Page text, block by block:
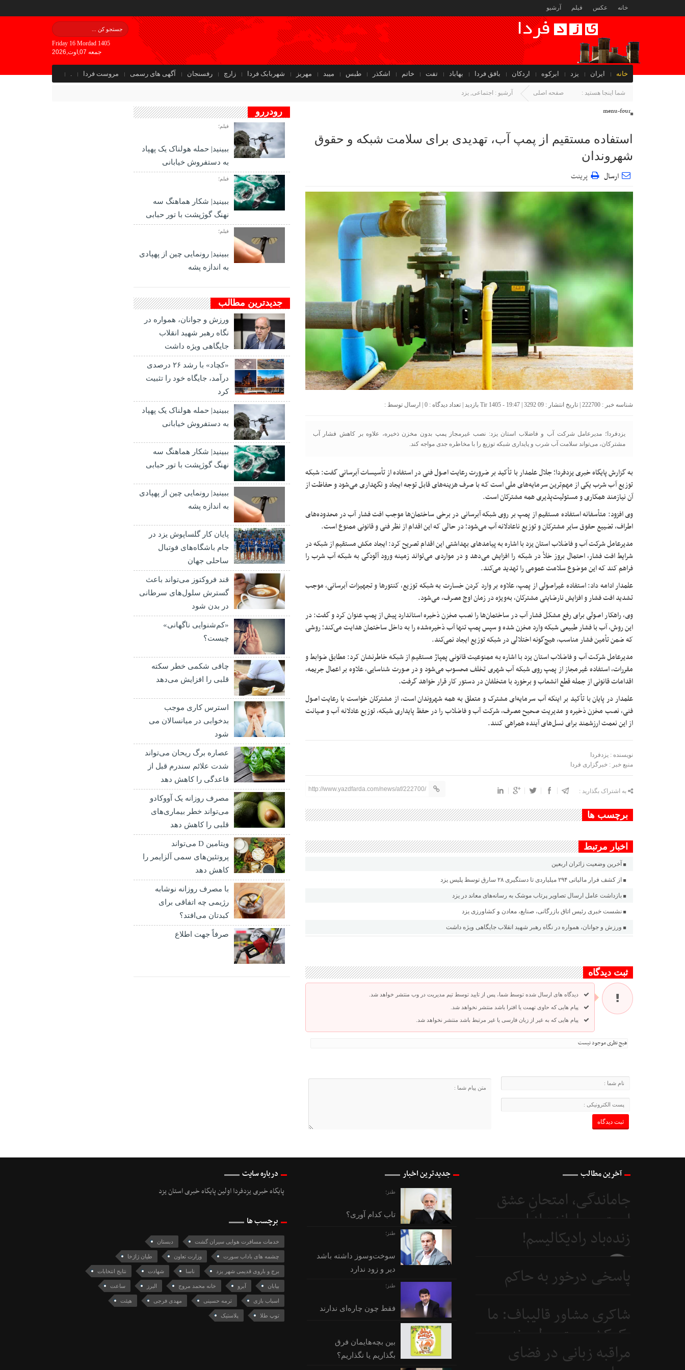
خانه عکس فیلم آرشیو
Friday 16 Mordad 1405
جمعه 07,اوت,2026
خانه ایران یزد ابرکوه اردکان بافق فردا بهاباد تفت خاتم اشکذر طبس میبد مهریز شهربابک فردا زارچ رفسنجان آگهی های رسمی مروست فردا .
جهان
menu-four
شما اینجا هستید : صفحه اصلی آرشیو : اجتماعی, یزد
استفاده مستقیم از پمپ آب، تهدیدی برای سلامت شبکه و حقوق
شهروندان
ارسال پرینت
شناسه خبر : 222700 | تاریخ انتشار : 09 Tir 1405 - 19:47 | 3292 بازدید | تعداد دیدگاه : 0 | ارسال توسط :
یزدفردا؛ مدیرعامل شرکت آب و فاضلاب استان یزد: نصب غیرمجاز پمپ بدون مخزن ذخیره، علاوه بر کاهش فشار آب
مشترکان، می‌تواند سلامت آب شرب و پایداری شبکه توزیع را با مخاطره جدی مواجه کند.
به گزارش پایگاه خبری یزدفردا؛ جلال علمدار با تأکید بر ضرورت رعایت اصول فنی در استفاده از تأسیسات آبرسانی گفت: شبکه
توزیع آب شرب یکی از مهم‌ترین سرمایه‌های ملی است که با صرف هزینه‌های قابل توجه ایجاد و نگهداری می‌شود و حفاظت از
آن نیازمند همکاری و مسئولیت‌پذیری همه مشترکان است.
وی افزود: متأسفانه استفاده مستقیم از پمپ بر روی شبکه آبرسانی در برخی ساختمان‌ها موجب افت فشار آب در محدوده‌های
اطراف، تضییع حقوق سایر مشترکان و توزیع ناعادلانه آب می‌شود؛ در حالی که این اقدام از نظر فنی و قانونی ممنوع است.
مدیرعامل شرکت آب و فاضلاب استان یزد با اشاره به پیامد‌های بهداشتی این اقدام تصریح کرد: ایجاد مکش مستقیم از شبکه در
شرایط افت فشار، احتمال بروز خلأ در شبکه را افزایش می‌دهد و در مواردی می‌تواند زمینه ورود آلودگی به شبکه آب شرب را
فراهم کند که این موضوع سلامت عمومی را تهدید می‌کند.
علمدار ادامه داد: استفاده غیراصولی از پمپ، علاوه بر وارد کردن خسارت به شبکه توزیع، کنتور‌ها و تجهیزات آبرسانی، موجب
تشدید افت فشار و افزایش نارضایتی مشترکان، به‌ویژه در زمان اوج مصرف، می‌شود.
وی، راهکار اصولی برای رفع مشکل فشار آب در ساختمان‌ها را نصب مخزن ذخیره استاندارد پیش از پمپ عنوان کرد و گفت: در
این روش، آب با فشار طبیعی شبکه وارد مخزن شده و سپس پمپ تنها آب ذخیره‌شده را به داخل ساختمان هدایت می‌کند؛ روشی
که ضمن تأمین فشار مناسب، هیچ‌گونه اختلالی در شبکه توزیع ایجاد نمی‌کند.
مدیرعامل شرکت آب و فاضلاب استان یزد با اشاره به ممنوعیت قانونی پمپاژ مستقیم از شبکه خاطرنشان کرد: مطابق ضوابط و
مقررات، استفاده غیرمجاز از پمپ روی شبکه آب شهری تخلف محسوب می‌شود و در صورت شناسایی، علاوه بر اعمال جریمه،
اقدامات قانونی از جمله قطع انشعاب و برخورد با متخلفان در دستور کار قرار خواهد گرفت.
علمدار در پایان با تأکید بر اینکه آب سرمایه‌ای مشترک و متعلق به همه شهروندان است، از مشترکان خواست با رعایت اصول
فنی، نصب مخزن ذخیره و مدیریت صحیح مصرف، شرکت آب و فاضلاب را در حفظ پایداری شبکه، توزیع عادلانه آب و صیانت
از این نعمت ارزشمند برای نسل‌های آینده همراهی کنند.
نویسنده : یزدفردا
منبع خبر : خبرگزاری فردا
به اشتراک بگذارید : http://www.yazdfarda.com/news/af/222700/
برچسب ها
اخبار مرتبط
آخرین وضعیت زائران اربعین
از کشف فرار مالیاتی ۲۹۴ میلیاردی تا دستگیری ۲۸ سارق توسط پلیس یزد
بازداشت عامل ارسال تصاویر پرتاب موشک به رسانه‌های معاند در یزد
نشست خبری رئیس اتاق بازرگانی، صنایع، معادن و کشاورزی یزد
ورزش و جوانان، همواره در نگاه رهبر شهید انقلاب جایگاهی ویژه داشت
ثبت دیدگاه
دیدگاه های ارسال شده توسط شما، پس از تایید توسط تیم مدیریت در وب منتشر خواهد شد.
پیام هایی که حاوی تهمت یا افترا باشد منتشر نخواهد شد.
پیام هایی که به غیر از زبان فارسی یا غیر مرتبط باشد منتشر نخواهد شد.
هیچ نظری موجود نیست
رودررو
فیلم؛
ببینید| حمله هولناک یک پهپاد
به دستفروش خیابانی
فیلم؛
ببینید| شکار هماهنگ سه
نهنگ گوژپشت با تور حبابی
فیلم؛
ببینید| رونمایی چین از پهپادی
به اندازه پشه
جدیدترین مطالب
ورزش و جوانان، همواره در
نگاه رهبر شهید انقلاب
جایگاهی ویژه داشت
«کچاد» با رشد ۲۶ درصدی
درآمد، جایگاه خود را تثبیت
کرد
ببینید| حمله هولناک یک پهپاد
به دستفروش خیابانی
ببینید| شکار هماهنگ سه
نهنگ گوژپشت با تور حبابی
ببینید| رونمایی چین از پهپادی
به اندازه پشه
پایان کار گلساپوش یزد در
جام باشگاه‌های فوتبال
ساحلی جهان
قند فروکتوز می‌تواند باعث
گسترش سلول‌های سرطانی
در بدن شود
«کم‌شنوایی ناگهانی»
چیست؟
چاقی شکمی خطر سکته
قلبی را افزایش می‌دهد
استرس کاری موجب
بدخوابی در میانسالان می
شود
عصاره برگ ریحان می‌تواند
شدت علائم سندرم قبل از
قاعدگی را کاهش دهد
مصرف روزانه یک آووکادو
می‌تواند خطر بیماری‌های
قلبی را کاهش دهد
ویتامین D می‌تواند
پروتئین‌های سمی آلزایمر را
کاهش دهد
با مصرف روزانه نوشابه
رژیمی چه اتفاقی برای
کبدتان می‌افتد؟
صرفاً جهت اطلاع
آخرین مطالب
جاماندگی، امتحانِ عشق
است و جامانده از اربعین...
4 روز
زنده‌باد رادیکالیسم!
پاسخی درخور به حاکم
6 روز
شاکری مشاور قالیباف: ما
یک‌کشور متوسطیم نه
ابرقدرت
مراقبه زبانی در فضای
جدیدترین اخبار
طنز؛
تاب کدام آوری؟
طنز؛
سوخت‌وسوز داشته باشد
دیر و زود ندارد
طنز؛
فقط چون چاره‌ای ندارند
بین بچه‌هایمان فرق
بگذاریم یا نگذاریم؟
درباره سایت
پایگاه خبری یزدفردا اولین پایگاه خبری استان یزد
برچسب ها
خدمات مسافرت هوایی سیران گشت دبستان
چشمه های باداب سورت وزارت تعاون طیان ژاژخا
برج و باروی قدیمی شهر یزد ناسا شهادت نتایج انتخابات
بیابان آبرو خانه محمد مروج البرز ساعت
اسباب بازی ترمه حسینی مهدی فرجی هیئت
توپ طلا پلاستیک